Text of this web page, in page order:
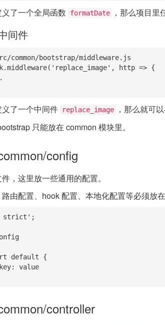
了一个全局函数 formatDate ，那么项目里
间件
common/bootstrap/middleware.js
http => {
了一个中间件 replace_image ，那么就可
只能放在 common 模块里。
config
，这里放一些通用的配置。
由配置、hook 配置、本地化配置等必须放在
strict';
default {
controller